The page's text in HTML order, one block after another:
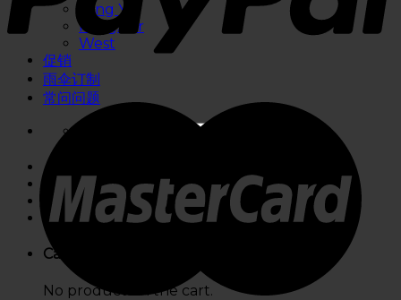
Ming Yu
Kongstar
West
促销
雨伞订制
常问问题
Cart
No products in the cart.